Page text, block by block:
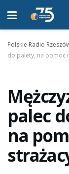
Polskie Radio
do palety, na pomoc
palec
na